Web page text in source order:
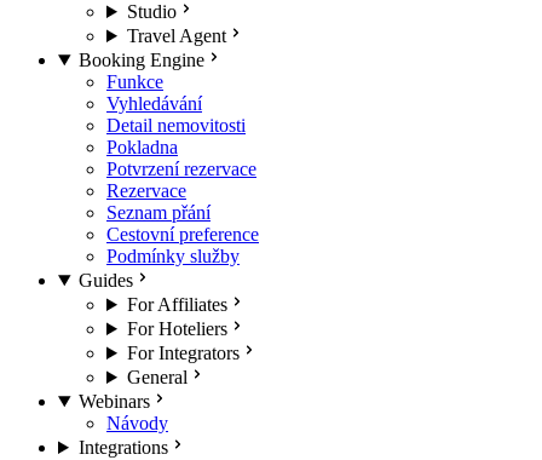
Studio
Travel Agent
Booking Engine
Funkce
Vyhledávání
Detail nemovitosti
Pokladna
Potvrzení rezervace
Rezervace
Seznam přání
Cestovní preference
Podmínky služby
Guides
For Affiliates
For Hoteliers
For Integrators
General
Webinars
Návody
Integrations